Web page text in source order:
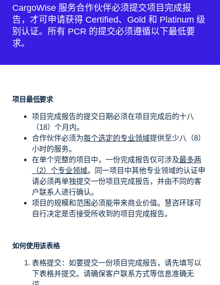
CargoWise 服务合作伙伴必须提交项目完成报
告，才可申请获得 Certified、Gold 和 Platinum 级
别认证。所有 PCR 的提交必须遵循以下最低要
求。
项目最低要求
项目完成报告的提交日期必须在项目完成后的十八
（18）个月内。
合作伙伴必须为每个选定的专业领域提供至少八（8）
小时的服务。
在单个完整的项目中，一份完成报告仅可涉及最多两
（2）个专业领域。同一项目中其他专业领域的认证申
请必须再单独提交一份项目完成报告，并由不同的客
户联系人进行确认。
项目的规模和范围必须能带来商业价值。慧咨环球可
自行决定是否接受所收到的项目完成报告。
如何使用该表格
表格提交：如要提交一份项目完成报告，请先填写以
下表格并提交。请确保客户联系方式等信息准确无